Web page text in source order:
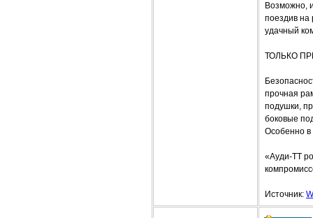
Возможно,
поездив на
удачный
ТОЛЬКО
прочная
подушки,
боковые
Особенно
«Ауди-ТТ
Источник: